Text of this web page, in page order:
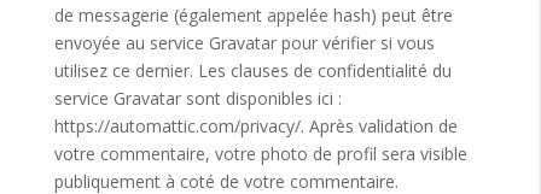
de messagerie (également appelée hash) peut être
envoyée au service Gravatar pour vérifier si vous
utilisez ce dernier. Les clauses de confidentialité du
service Gravatar sont disponibles ici :
https://automattic.com/privacy/. Après validation de
votre commentaire, votre photo de profil sera visible
publiquement à coté de votre commentaire.